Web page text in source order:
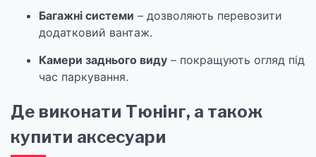
Багажні системи – дозволяють перевозити
додатковий вантаж.
Камери заднього виду – покращують огляд під
час паркування.
Де виконати Тюнінг, а також
купити аксесуари